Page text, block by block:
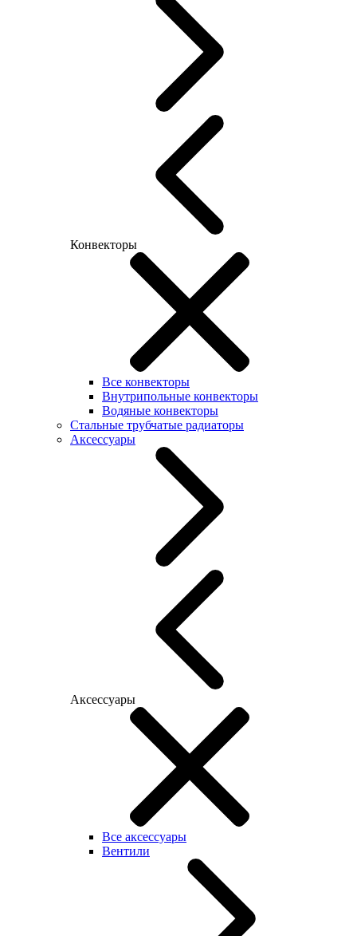
Конвекторы
Все конвекторы
Внутрипольные конвекторы
Водяные конвекторы
Стальные трубчатые радиаторы
Аксессуары
Аксессуары
Все аксессуары
Вентили